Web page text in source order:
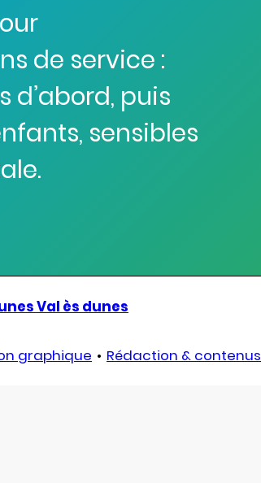
de service :
d’abord, puis
sensibles
Val ès dunes
graphique Rédaction & contenus